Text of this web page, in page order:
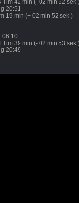
Tim 42 min (- 02 min 52 sek )
20:51
19 min (+ 02 min 52 sek )
06:10
Tim 39 min (- 02 min 53 sek )
20:49